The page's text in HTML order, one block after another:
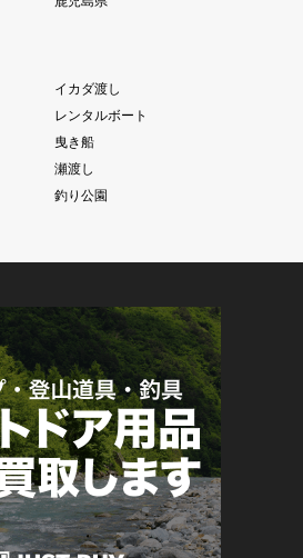
イカダ渡し
レンタルボート
曳き船
瀬渡し
釣り公園